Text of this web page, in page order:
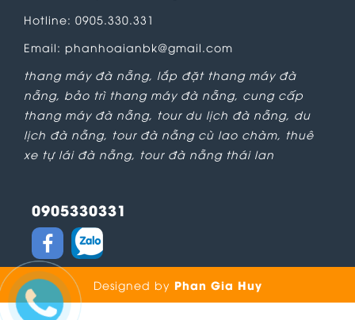
Hotline: 0905.330.331
Email: phanhoaianbk@gmail.com
thang máy đà nẵng, lắp đặt thang máy đà
nẵng, bảo trì thang máy đà nẵng, cung cấp
thang máy đà nẵng, tour du lịch đà nẵng, du
lịch đà nẵng, tour đà nẵng cù lao chàm, thuê
xe tự lái đà nẵng, tour đà nẵng thái lan
0905330331
Designed by Phan Gia Huy